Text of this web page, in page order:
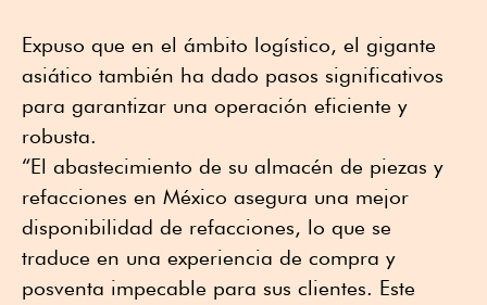
Expuso que en el ámbito logístico, el gigante
asiático también ha dado pasos significativos
para garantizar una operación eficiente y
robusta.
“El abastecimiento de su almacén de piezas y
refacciones en México asegura una mejor
disponibilidad de refacciones, lo que se
traduce en una experiencia de compra y
posventa impecable para sus clientes. Este